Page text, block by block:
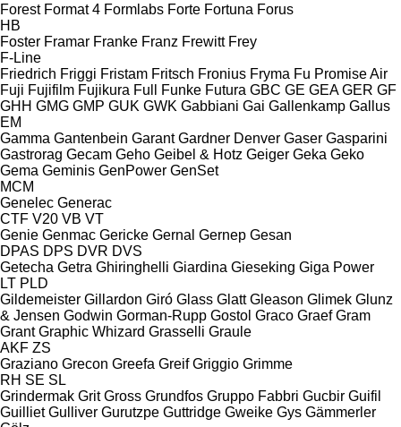
Forest Format 4 Formlabs Forte Fortuna Forus
HB
Foster Framar Franke Franz Frewitt Frey
F-Line
Friedrich Friggi Fristam Fritsch Fronius Fryma Fu Promise Air
Fuji Fujifilm Fujikura Full Funke Futura GBC GE GEA GER GF
GHH GMG GMP GUK GWK Gabbiani Gai Gallenkamp Gallus
EM
Gamma Gantenbein Garant Gardner Denver Gaser Gasparini
Gastrorag Gecam Geho Geibel & Hotz Geiger Geka Geko
Gema Geminis GenPower GenSet
MCM
Genelec Generac
CTF V20 VB VT
Genie Genmac Gericke Gernal Gernep Gesan
DPAS DPS DVR DVS
Getecha Getra Ghiringhelli Giardina Gieseking Giga Power
LT PLD
Gildemeister Gillardon Giró Glass Glatt Gleason Glimek Glunz
& Jensen Godwin Gorman-Rupp Gostol Graco Graef Gram
Grant Graphic Whizard Grasselli Graule
AKF ZS
Graziano Grecon Greefa Greif Griggio Grimme
RH SE SL
Grindermak Grit Gross Grundfos Gruppo Fabbri Gucbir Guifil
Guilliet Gulliver Gurutzpe Guttridge Gweike Gys Gämmerler